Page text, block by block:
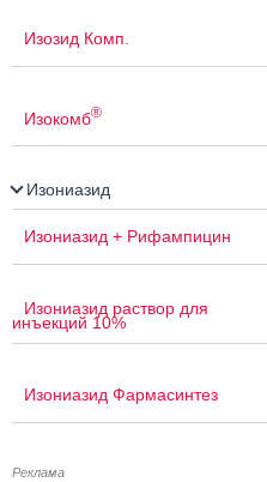
Изозид Комп.
Изокомб®
Изониазид
Изониазид + Рифампицин
Изониазид раствор для
инъекций 10%
Изониазид Фармасинтез
Реклама